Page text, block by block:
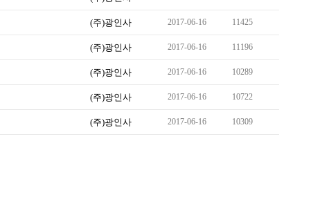
(주)광인사 2017-06-16 11425
(주)광인사 2017-06-16 11196
(주)광인사 2017-06-16 10289
(주)광인사 2017-06-16 10722
(주)광인사 2017-06-16 10309